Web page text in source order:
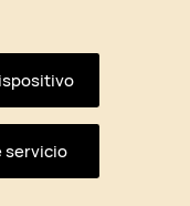
servicio